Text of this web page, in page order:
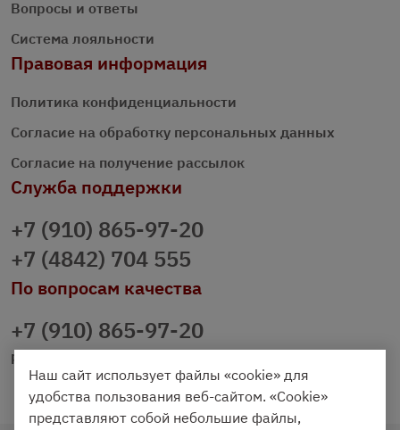
Вопросы и ответы
Система лояльности
Правовая информация
Политика конфиденциальности
Согласие на обработку персональных данных
Согласие на получение рассылок
Служба поддержки
+7 (910) 865-97-20
+7 (4842) 704 555
По вопросам качества
+7 (910) 865-97-20
prazdnichniy40@palmi.ru
Наш сайт использует файлы «cookie» для
удобства пользования веб-сайтом. «Cookie»
представляют собой небольшие файлы,